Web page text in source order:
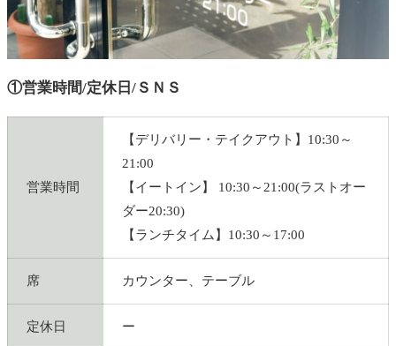
①営業時間/定休日/ＳＮＳ
営業時間
【デリバリー・テイクアウト】10:30～
21:00
【イートイン】 10:30～21:00(ラストオー
ダー20:30)
【ランチタイム】10:30～17:00
席 カウンター、テーブル
定休日 ー